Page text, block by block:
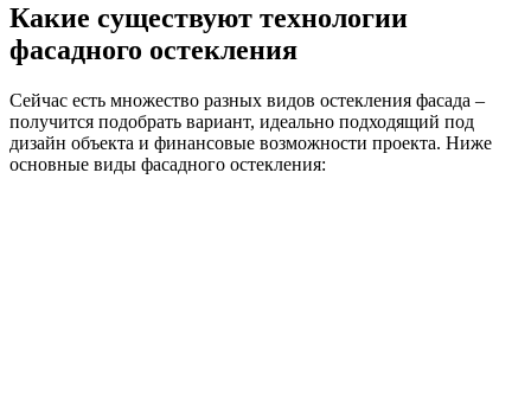
Какие существуют технологии
фасадного остекления
Сейчас есть множество разных видов остекления фасада –
получится подобрать вариант, идеально подходящий под
дизайн объекта и финансовые возможности проекта. Ниже
основные виды фасадного остекления: